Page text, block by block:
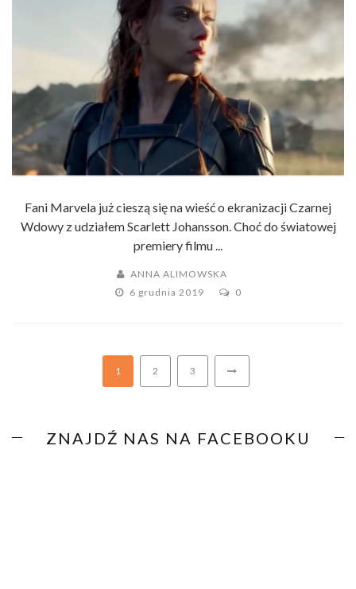
Fani Marvela już cieszą się na wieść o ekranizacji Czarnej
Wdowy z udziałem Scarlett Johansson. Choć do światowej
premiery filmu ...
ANNA ALIMOWSKA
6 grudnia 2019
0
1 2 3
ZNAJDŹ NAS NA FACEBOOKU